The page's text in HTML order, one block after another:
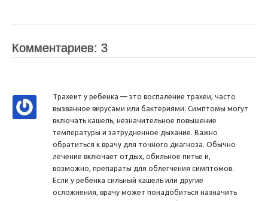
Комментариев: 3
Трахеит у ребенка — это воспаление трахеи, часто
вызванное вирусами или бактериями. Симптомы могут
включать кашель, незначительное повышение
температуры и затрудненное дыхание. Важно
обратиться к врачу для точного диагноза. Обычно
лечение включает отдых, обильное питье и,
возможно, препараты для облегчения симптомов.
Если у ребенка сильный кашель или другие
осложнения, врачу может понадобиться назначить